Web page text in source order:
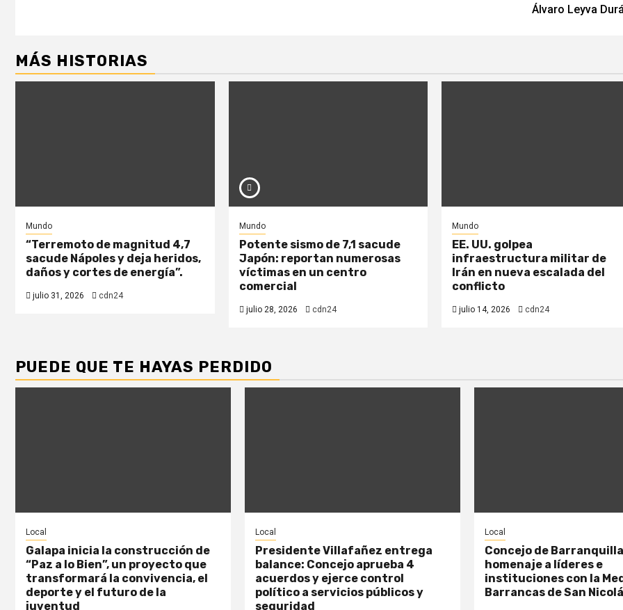
Álvaro Leyva
MÁS HISTORIAS
Mundo
“Terremoto de magnitud 4,7
sacude Nápoles y deja heridos,
daños y cortes de energía”.
julio 31, 2026 cdn24
Mundo
Potente sismo de 7,1 sacude
Japón: reportan numerosas
víctimas en un centro
comercial
julio 28, 2026 cdn24
Mundo
EE. UU. golpea
infraestructura militar de
Irán en nueva escalada del
conflicto
julio 14, 2026 cdn24
PUEDE QUE TE HAYAS PERDIDO
Local
Galapa inicia la construcción de
“Paz a lo Bien”, un proyecto que
transformará la convivencia, el
deporte y el futuro de la
juventud
Local
Presidente Villafañez entrega
balance: Concejo aprueba 4
acuerdos y ejerce control
político a servicios públicos y
seguridad
Local
Concejo de
homenaje a líderes e
instituciones con la
Barrancas de San